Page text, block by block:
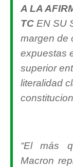
A LA
TC EN SU
margen de
expuestas
superior
literalidad
“El más
Macron